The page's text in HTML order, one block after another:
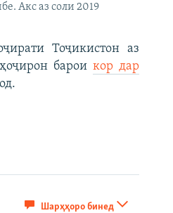
Акс аз соли 2019
Тоҷикистон аз
бароикор дар
Шарҳҳоро бинед